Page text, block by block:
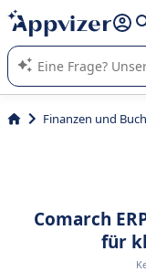
beantworten (mehrere
Die KI von Appvizer
von SaaS-Software in
Finanzen und
Comarch
für